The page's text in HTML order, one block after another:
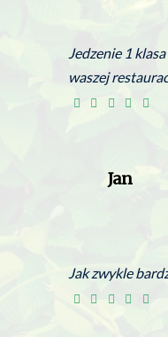
Jedzenie 1
waszej
Jan
Jak zwykle